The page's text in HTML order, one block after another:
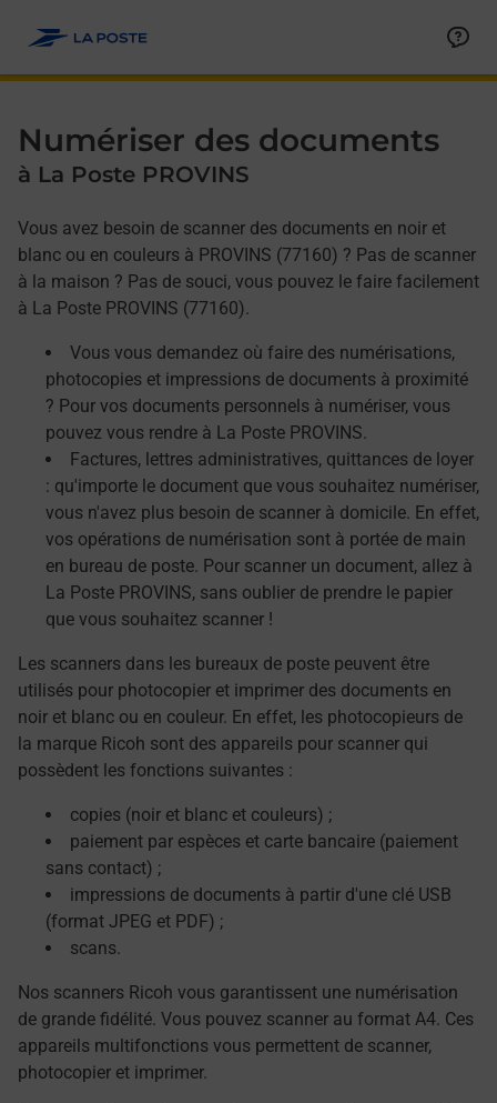
Numériser des documents
à La Poste PROVINS
Vous avez besoin de scanner des documents en noir et
blanc ou en couleurs à PROVINS (77160) ? Pas de scanner
à la maison ? Pas de souci, vous pouvez le faire facilement
à La Poste PROVINS (77160).
Vous vous demandez où faire des numérisations,
photocopies et impressions de documents à proximité
? Pour vos documents personnels à numériser, vous
pouvez vous rendre à La Poste PROVINS.
Factures, lettres administratives, quittances de loyer
: qu'importe le document que vous souhaitez numériser,
vous n'avez plus besoin de scanner à domicile. En effet,
vos opérations de numérisation sont à portée de main
en bureau de poste. Pour scanner un document, allez à
La Poste PROVINS, sans oublier de prendre le papier
que vous souhaitez scanner !
Les scanners dans les bureaux de poste peuvent être
utilisés pour photocopier et imprimer des documents en
noir et blanc ou en couleur. En effet, les photocopieurs de
la marque Ricoh sont des appareils pour scanner qui
possèdent les fonctions suivantes :
copies (noir et blanc et couleurs) ;
paiement par espèces et carte bancaire (paiement
sans contact) ;
impressions de documents à partir d'une clé USB
(format JPEG et PDF) ;
scans.
Nos scanners Ricoh vous garantissent une numérisation
de grande fidélité. Vous pouvez scanner au format A4. Ces
appareils multifonctions vous permettent de scanner,
photocopier et imprimer.